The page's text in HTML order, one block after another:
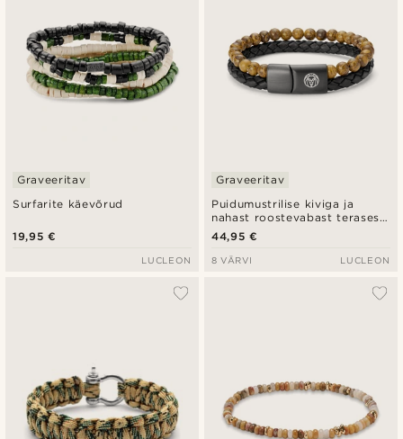
Surfarite käevõrud
Graveeritav
19,95 €
LUCLEON
Puidumustrilise kiviga ja
nahast roostevabast terasest
Icon käevõru
Graveeritav
44,95 €
8 VÄRVI LUCLEON